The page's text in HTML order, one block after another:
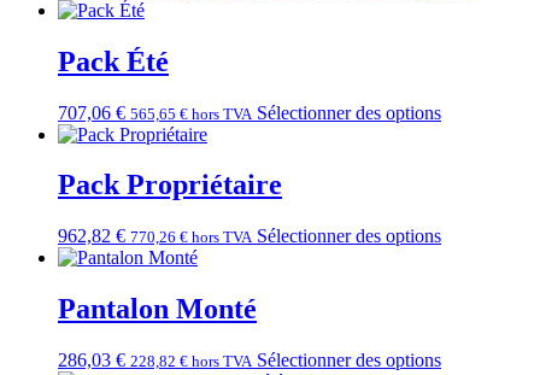
Pack Été
707,06 € 565,65 € hors TVA Sélectionner des options
Pack Propriétaire
962,82 € 770,26 € hors TVA Sélectionner des options
Pantalon Monté
286,03 € 228,82 € hors TVA Sélectionner des options